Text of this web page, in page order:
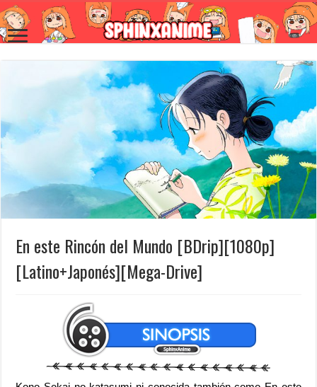
En este Rincón del Mundo [BDrip][1080p]
[Latino+Japonés][Mega-Drive]